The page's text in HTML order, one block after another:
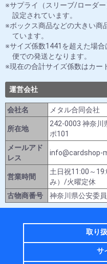
サプライ（スリーブ/ローダ
設定されています。
ボックス商品などの大きい商
ています。
サイズ係数1441を超えた場
便での発送となります。
現在の合計サイズ係数はカー
運営会社
会社名 メタル合同会社
所在地
242-0003 神奈川
ポ101
メールアド
レス
info@cardshop-
営業時間
土日祝11:00～
み）/火曜定休
古物商番号
神奈川県公安委
取り
サ